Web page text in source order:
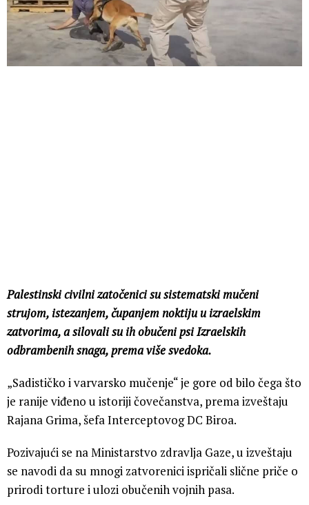
Palestinski civilni zatočenici su sistematski mučeni
strujom, istezanjem, čupanjem noktiju u izraelskim
zatvorima, a silovali su ih obučeni psi Izraelskih
odbrambenih snaga, prema više svedoka.
„Sadističko i varvarsko mučenje“ je gore od bilo čega što
je ranije viđeno u istoriji čovečanstva, prema izveštaju
Rajana Grima, šefa Interceptovog DC Biroa.
Pozivajući se na Ministarstvo zdravlja Gaze, u izveštaju
se navodi da su mnogi zatvorenici ispričali slične priče o
prirodi torture i ulozi obučenih vojnih pasa.